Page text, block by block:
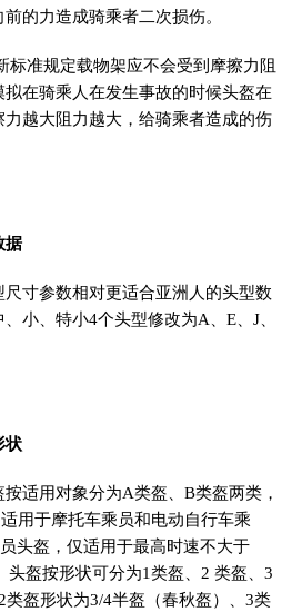
的力造成骑乘者二次损伤。
标准规定载物架应不会受到摩擦力阻
在骑乘人在发生事故的时候头盔在
越大阻力越大，给骑乘者造成的伤
据
寸参数相对更适合亚洲人的头型数
小、特小4个头型修改为A、E、J、
状
适用对象分为A类盔、B类盔两类，
用于摩托车乘员和电动自行车乘
头盔，仅适用于最高时速不大于
头盔按形状可分为1类盔、2 类盔、3
盔形状为3/4半盔（春秋盔）、3类